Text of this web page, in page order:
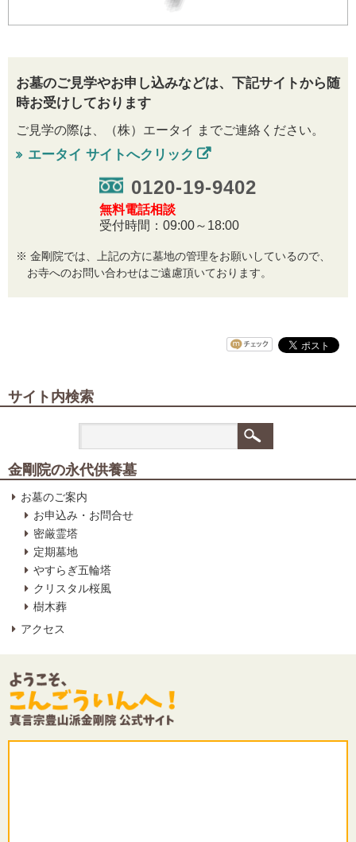
お墓のご見学やお申し込みなどは、 下記サイトから随
時お受けしております
ご見学の際は、（株）エータイ までご連絡ください。
エータイ サイトへクリック
0120-19-9402
無料電話相談
受付時間：09:00～18:00
金剛院では、上記の方に墓地の管理をお願いしているので、
お寺へのお問い合わせはご遠慮頂いております。
サイト内検索
金剛院の永代供養墓
お墓のご案内
お申込み・お問合せ
密厳霊塔
定期墓地
やすらぎ五輪塔
クリスタル桜風
樹木葬
アクセス